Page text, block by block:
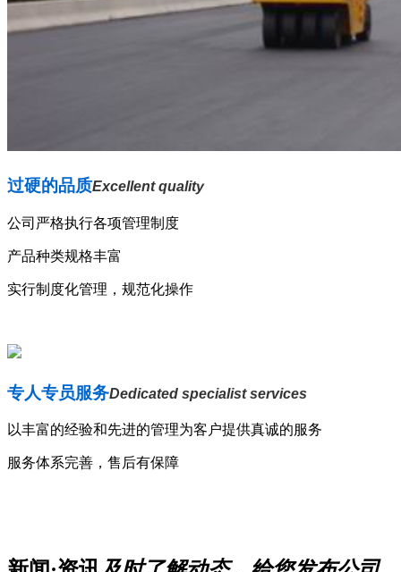
过硬的品质Excellent quality
公司严格执行各项管理制度
产品种类规格丰富
实行制度化管理，规范化操作
专人专员服务Dedicated specialist services
以丰富的经验和先进的管理为客户提供真诚的服务
服务体系完善，售后有保障